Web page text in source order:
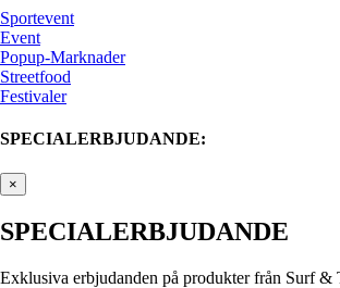
Sportevent
Event
Popup-Marknader
Streetfood
Festivaler
SPECIALERBJUDANDE:
×
SPECIALERBJUDANDE
Exklusiva erbjudanden på produkter från Surf &